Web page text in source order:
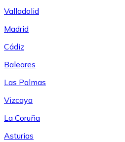
Valladolid
Madrid
Cádiz
Baleares
Las Palmas
Vizcaya
La Coruña
Asturias